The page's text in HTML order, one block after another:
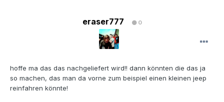
eraser777 0
hoffe ma das das nachgeliefert wird!! dann könnten die das ja
so machen, das man da vorne zum beispiel einen kleinen jeep
reinfahren könnte!